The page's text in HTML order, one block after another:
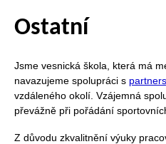
Ostatní
Jsme vesnická škola, která má
navazujeme spolupráci s
vzdáleného okolí. Vzájemná
převážně při pořádání
Z důvodu zkvalitnění výuky